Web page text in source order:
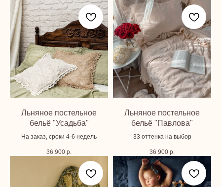
Льняное постельное
бельё "Усадьба"
На заказ, сроки 4-6 недель
36 900 р.
Льняное постельное
бельё "Павлова"
33 оттенка на выбор
36 900 р.